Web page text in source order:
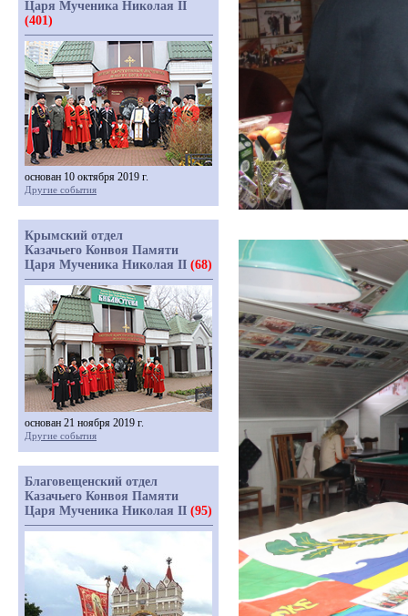
Царя Мученика Николая II
(401)
основан 10 октября 2019 г.
Другие события
Крымский отдел
Казачьего Конвоя Памяти
Царя Мученика Николая II (68)
основан 21 ноября 2019 г.
Другие события
Благовещенский отдел
Казачьего Конвоя Памяти
Царя Мученика Николая II (95)